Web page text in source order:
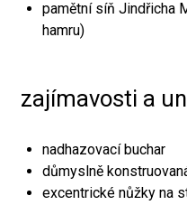
pamětní síň Jindřicha
hamru)
zajímavosti a
nadhazovací buchar
důmyslně
excentrické nůžky na